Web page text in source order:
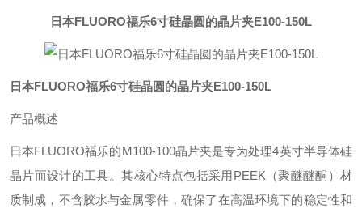
日本FLUORO福乐6寸硅晶圆的晶片夹E100-150L
日本FLUORO福乐6寸硅晶圆的晶片夹E100-150L
产品概述
日本FLUORO福乐的M100-100晶片夹是专为处理4英寸半导体硅
晶片而设计的工具‌。其核心特点包括采用PEEK（聚醚醚酮）材
质制成，不含胶水与金属零件，确保了在高温环境下的稳定性和